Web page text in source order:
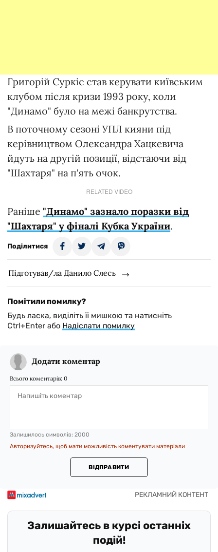
Григорій Суркіс став керувати київським
клубом після кризи 1993 року, коли
"Динамо" було на межі банкрутства.
В поточному сезоні УПЛ кияни під
керівництвом Олександра Хацкевича
йдуть на другій позиції, відстаючи від
"Шахтаря" на п'ять очок.
RELATED VIDEO
Раніше "Динамо" зазнало поразки від
"Шахтаря" у фіналі Кубка України.
Поділитися
Підготував/ла Данило Слесь
Помітили помилку?
Будь ласка, виділіть її мишкою та натисніть
Ctrl+Enter або Надіслати помилку
Додати коментар
Всього коментарів: 0
Залишилось символів: 2000
Авторизуйтесь, щоб мати можливість коментувати матеріали
ВІДПРАВИТИ
Залишайтесь в курсі останніх
подій!